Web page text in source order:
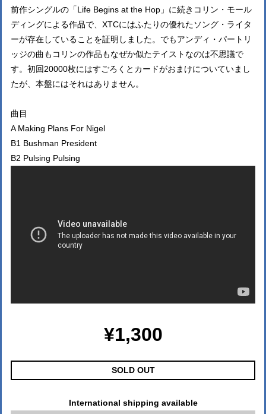
前作シングルの「Life Begins at the Hop」に続きコリン・モール
ディングによる作品で、XTCにはふたりの優れたソング・ライタ
ーが存在していることを証明しました。でもアンディ・パートリ
ッジの曲もコリンの作品もなぜか似たテイストなのは不思議で
す。初回20000枚にはすごろくとカードがおまけについていまし
たが、本盤にはそれはありません。
曲目
A Making Plans For Nigel
B1 Bushman President
B2 Pulsing Pulsing
¥1,300
SOLD OUT
International shipping available